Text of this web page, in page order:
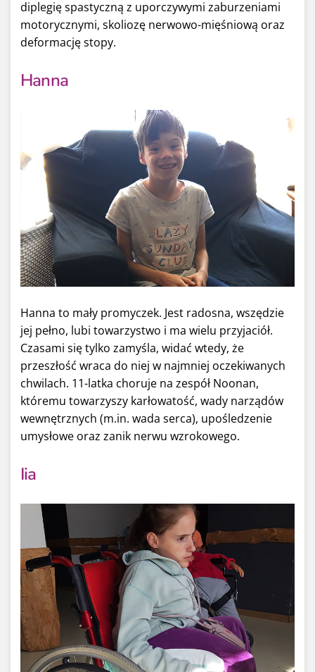
diplegię spastyczną z uporczywymi zaburzeniami
motorycznymi, skoliozę nerwowo-mięśniową oraz
deformację stopy.
Hanna
Hanna to mały promyczek. Jest radosna, wszędzie
jej pełno, lubi towarzystwo i ma wielu przyjaciół.
Czasami się tylko zamyśla, widać wtedy, że
przeszłość wraca do niej w najmniej oczekiwanych
chwilach. 11-latka choruje na zespół Noonan,
któremu towarzyszy karłowatość, wady narządów
wewnętrznych (m.in. wada serca), upośledzenie
umysłowe oraz zanik nerwu wzrokowego.
Iia